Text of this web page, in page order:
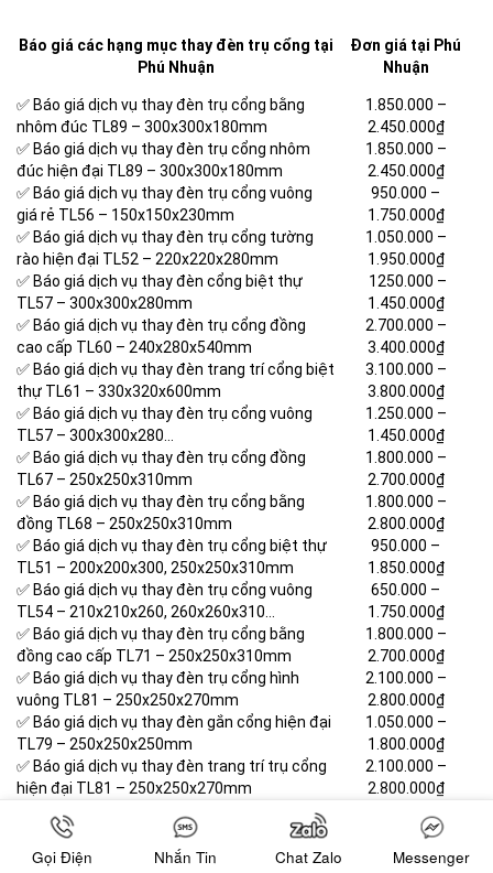
Báo giá các hạng mục thay đèn trụ cổng tại
Phú Nhuận
Đơn giá tại Phú
Nhuận
✅ Báo giá dịch vụ thay đèn trụ cổng bằng
nhôm đúc TL89 – 300x300x180mm
1.850.000 –
2.450.000₫
✅ Báo giá dịch vụ thay đèn trụ cổng nhôm
đúc hiện đại TL89 – 300x300x180mm
1.850.000 –
2.450.000₫
✅ Báo giá dịch vụ thay đèn trụ cổng vuông
giá rẻ TL56 – 150x150x230mm
950.000 –
1.750.000₫
✅ Báo giá dịch vụ thay đèn trụ cổng tường
rào hiện đại TL52 – 220x220x280mm
1.050.000 –
1.950.000₫
✅ Báo giá dịch vụ thay đèn cổng biệt thự
TL57 – 300x300x280mm
1250.000 –
1.450.000₫
✅ Báo giá dịch vụ thay đèn trụ cổng đồng
cao cấp TL60 – 240x280x540mm
2.700.000 –
3.400.000₫
✅ Báo giá dịch vụ thay đèn trang trí cổng biệt
thự TL61 – 330x320x600mm
3.100.000 –
3.800.000₫
✅ Báo giá dịch vụ thay đèn trụ cổng vuông
TL57 – 300x300x280…
1.250.000 –
1.450.000₫
✅ Báo giá dịch vụ thay đèn trụ cổng đồng
TL67 – 250x250x310mm
1.800.000 –
2.700.000₫
✅ Báo giá dịch vụ thay đèn trụ cổng bằng
đồng TL68 – 250x250x310mm
1.800.000 –
2.800.000₫
✅ Báo giá dịch vụ thay đèn trụ cổng biệt thự
TL51 – 200x200x300, 250x250x310mm
950.000 –
1.850.000₫
✅ Báo giá dịch vụ thay đèn trụ cổng vuông
TL54 – 210x210x260, 260x260x310…
650.000 –
1.750.000₫
✅ Báo giá dịch vụ thay đèn trụ cổng bằng
đồng cao cấp TL71 – 250x250x310mm
1.800.000 –
2.700.000₫
✅ Báo giá dịch vụ thay đèn trụ cổng hình
vuông TL81 – 250x250x270mm
2.100.000 –
2.800.000₫
✅ Báo giá dịch vụ thay đèn gắn cổng hiện đại
TL79 – 250x250x250mm
1.050.000 –
1.800.000₫
✅ Báo giá dịch vụ thay đèn trang trí trụ cổng
hiện đại TL81 – 250x250x270mm
2.100.000 –
2.800.000₫
✅ Báo giá dịch vụ thay đèn đèn gắn cổng
hiện đại TL80 – 250x250x165mm
2.600.000₫
✅ Báo giá dịch vụ thay đèn trụ cổng vuông
1.500.000 –
Gọi Điện Nhắn Tin Chat Zalo Messenger